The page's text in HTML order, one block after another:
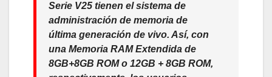
Serie V25 tienen el sistema de
administración de memoria de
última generación de vivo. Así, con
una Memoria RAM Extendida de
8GB+8GB ROM o 12GB + 8GB ROM,